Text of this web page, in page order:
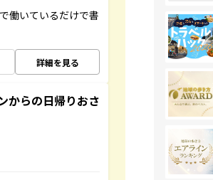
働いているだけで書
詳細を見る
からの日帰りおさ